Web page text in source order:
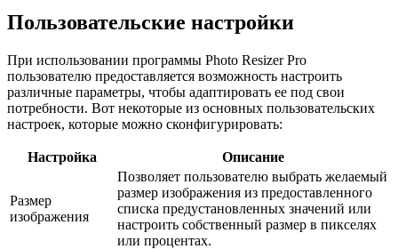
Пользовательские настройки
При использовании программы Photo Resizer Pro
пользователю предоставляется возможность настроить
различные параметры, чтобы адаптировать ее под свои
потребности. Вот некоторые из основных пользовательских
настроек, которые можно сконфигурировать:
Настройка Описание
Размер
изображения
Позволяет пользователю выбрать желаемый
размер изображения из предоставленного
списка предустановленных значений или
настроить собственный размер в пикселях
или процентах.